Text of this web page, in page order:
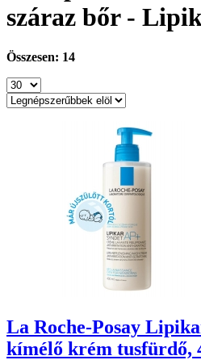
száraz bőr -
Összesen: 14
La Roche-Posay
kímélő krém tusfürdő,